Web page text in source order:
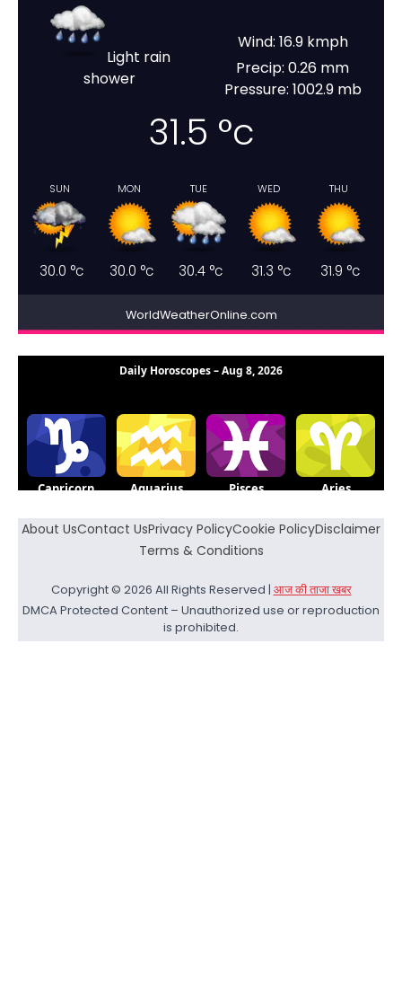
Light rain
shower
Wind: 16.9 kmph
Precip: 0.26 mm
Pressure: 1002.9 mb
31.5 °c
SUN
30.0 °c
MON
30.0 °c
TUE
30.4 °c
WED
31.3 °c
THU
31.9 °c
WorldWeatherOnline.com
About UsContact UsPrivacy PolicyCookie PolicyDisclaimer
Terms & Conditions
Copyright © 2026 All Rights Reserved | आज की ताजा खबर
DMCA Protected Content – Unauthorized use or reproduction
is prohibited.